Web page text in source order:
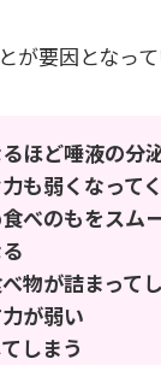
が要因となって
ほど唾液の分
も弱くなって
べのもをスム
物が詰まって
が弱い
しまう